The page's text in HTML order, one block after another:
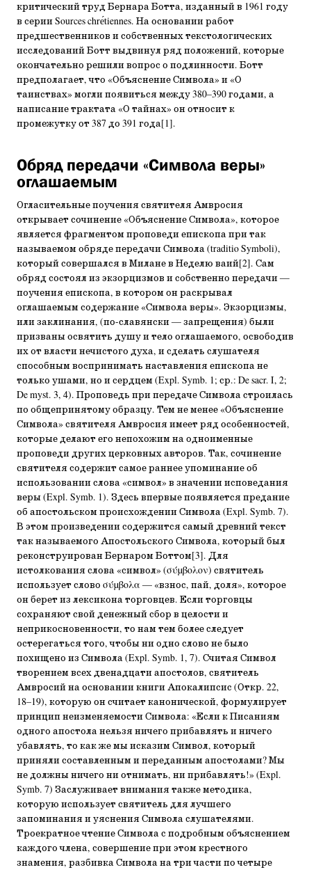
критический труд Бернара Ботта, изданный в 1961 году
в серии Sources chrе́tiennes. На основании работ
предшественников и собственных текстологических
исследований Ботт выдвинул ряд положений, которые
окончательно решили вопрос о подлинности. Ботт
предполагает, что «Объяснение Символа» и «О
таинствах» могли появиться между 380–390 годами, а
написание трактата «О тайнах» он относит к
промежутку от 387 до 391 года[1].
Обряд передачи «Символа веры»
оглашаемым
Огласительные поучения святителя Амвросия
открывает сочинение «Объяснение Символа», которое
является фрагментом проповеди епископа при так
называемом обряде передачи Символа (traditio Symboli),
который совершался в Милане в Неделю ваий[2]. Сам
обряд состоял из экзорцизмов и собственно передачи —
поучения епископа, в котором он раскрывал
оглашаемым содержание «Символа веры». Экзорцизмы,
или заклинания, (по-славянски — запрещения) были
призваны освятить душу и тело оглашаемого, освободив
их от власти нечистого духа, и сделать слушателя
способным воспринимать наставления епископа не
только ушами, но и сердцем (Expl. Symb. 1; ср.: De sacr. I, 2;
De myst. 3, 4). Проповедь при передаче Символа строилась
по общепринятому образцу. Тем не менее «Объяснение
Символа» святителя Амвросия имеет ряд особенностей,
которые делают его непохожим на одноименные
проповеди других церковных авторов. Так, сочинение
святителя содержит самое раннее упоминание об
использовании слова «символ» в значении исповедания
веры (Expl. Symb. 1). Здесь впервые появляется предание
об апостольском происхождении Символа (Expl. Symb. 7).
В этом произведении содержится самый древний текст
так называемого Апостольского Символа, который был
реконструирован Бернаром Боттом[3]. Для
истолкования слова «символ» (σύµβολον) святитель
использует слово σύµβολα — «взнос, пай, доля», которое
он берет из лексикона торговцев. Если торговцы
сохраняют свой денежный сбор в целости и
неприкосновенности, то нам тем более следует
остерегаться того, чтобы ни одно слово не было
похищено из Символа (Expl. Symb. 1, 7). Считая Символ
творением всех двенадцати апостолов, святитель
Амвросий на основании книги Апокалипсис (Откр. 22,
18–19), которую он считает канонической, формулирует
принцип неизменяемости Символа: «Если к Писаниям
одного апостола нельзя ничего прибавлять и ничего
убавлять, то как же мы исказим Символ, который
приняли составленным и переданным апостолами? Мы
не должны ничего ни отнимать, ни прибавлять!» (Expl.
Symb. 7) Заслуживает внимания также методика,
которую использует святитель для лучшего
запоминания и уяснения Символа слушателями.
Троекратное чтение Символа с подробным объяснением
каждого члена, совершение при этом крестного
знамения, разбивка Символа на три части по четыре